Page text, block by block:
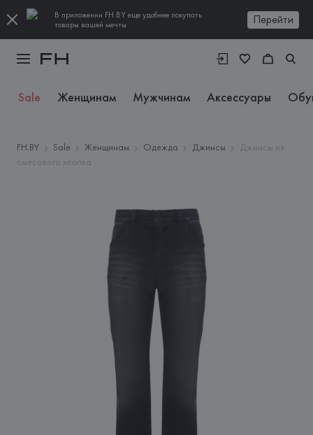
В приложении FH.BY еще удобнее покупать
товары вашей мечты
Перейти
Sale Женщинам Мужчинам Аксессуары
FH.BY Sale Женщинам Одежда Джинсы
Джинсы из
смесового хлопка